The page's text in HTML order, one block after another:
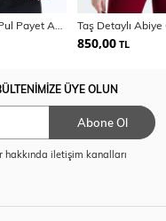
850,00 TL
ÜYE OLUN
Abone Ol
iletişim kanalları